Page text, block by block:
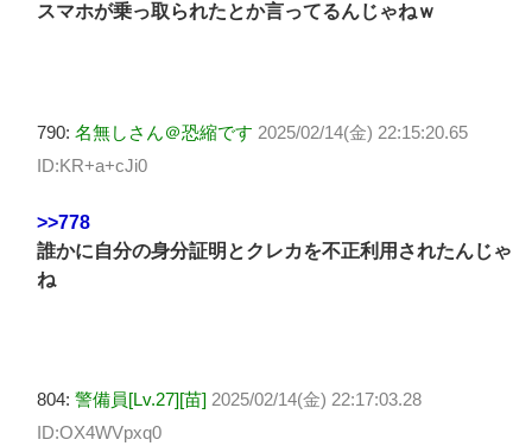
スマホが乗っ取られたとか言ってるんじゃねｗ
790: 名無しさん＠恐縮です 2025/02/14(金) 22:15:20.65
ID:KR+a+cJi0
>>778
誰かに自分の身分証明とクレカを不正利用されたんじゃ
ね
804: 警備員[Lv.27][苗] 2025/02/14(金) 22:17:03.28
ID:OX4WVpxq0